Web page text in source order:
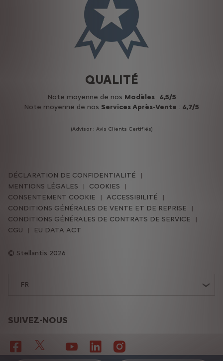
QUALITÉ
Note moyenne de nos Modèles : 4,5/5
Note moyenne de nos Services Après-Vente : 4,7/5
(Advisor : Avis Clients Certifiés)
SUIVEZ-NOUS
FR
Stellantis 2026
DÉCLARATION DE CONFIDENTIALITÉ
MENTIONS LÉGALES
COOKIES
CONSENTEMENT COOKIE
ACCESSIBILITÉ
CONDITIONS GÉNÉRALES DE VENTE ET DE REPRISE
CONDITIONS GÉNÉRALES DE CONTRATS DE SERVICE
CGU
EU DATA ACT